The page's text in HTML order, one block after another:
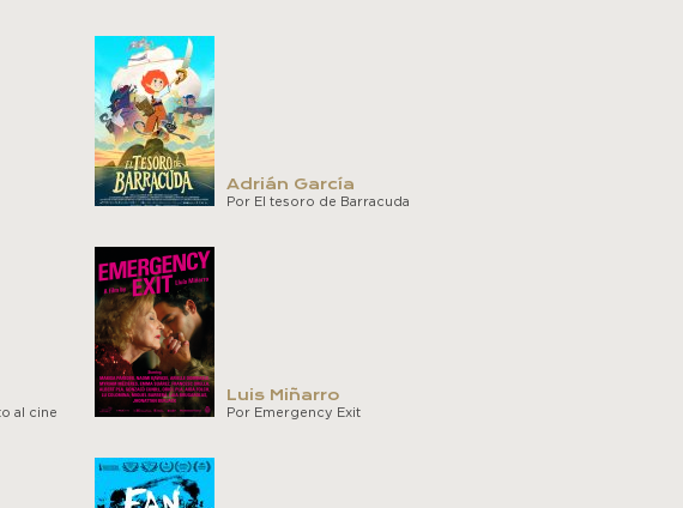
Adrián García
Por El tesoro de Barracuda
al cine
Luis Miñarro
Por Emergency Exit